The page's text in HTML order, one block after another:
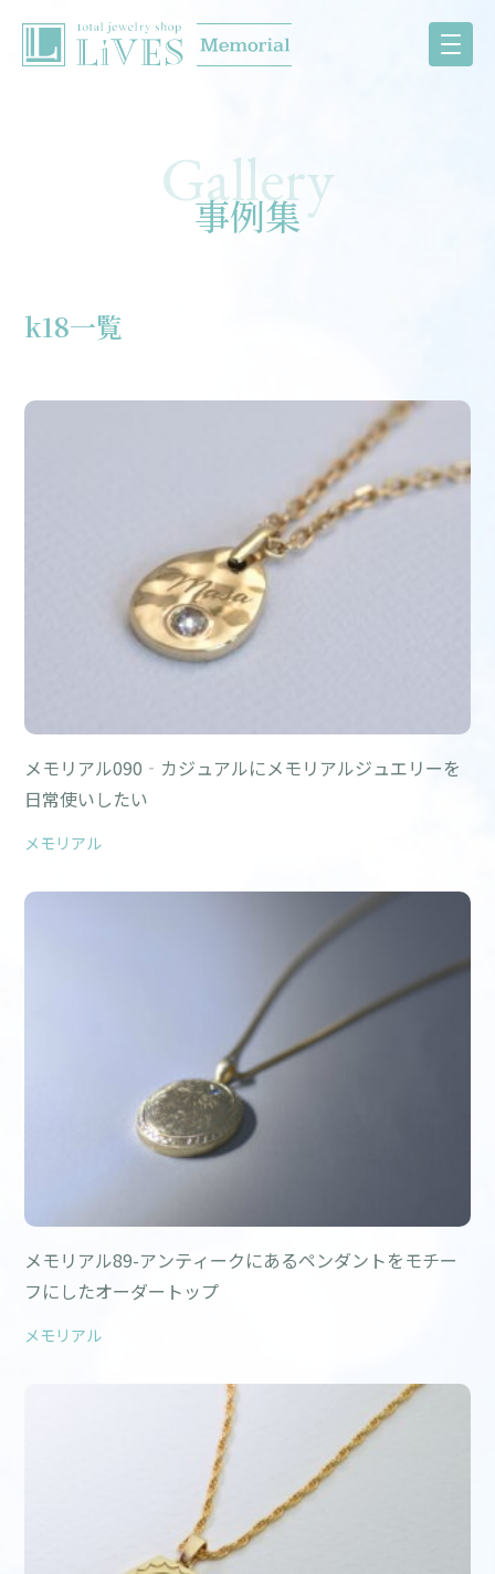
事例集
k18一覧
メモリアル090‐カジュアルにメモリアルジュエリーを
日常使いしたい
メモリアル
メモリアル89-アンティークにあるペンダントをモチー
フにしたオーダートップ
メモリアル